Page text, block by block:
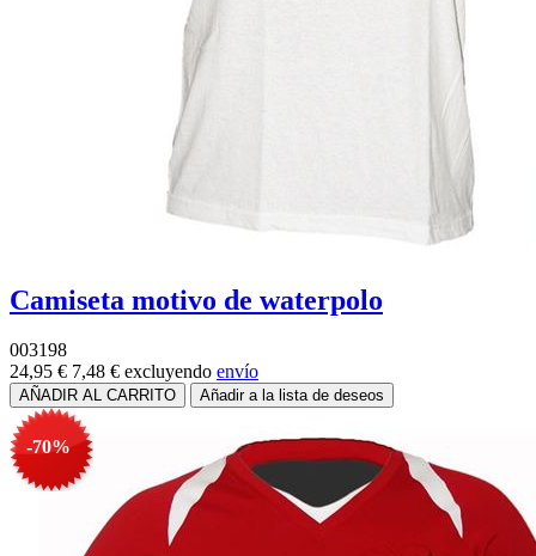
Camiseta motivo de waterpolo
003198
24,95 € 7,48 € excluyendo envío
-70%